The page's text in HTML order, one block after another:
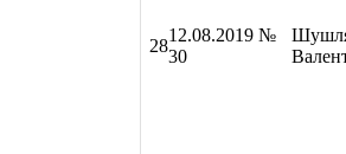
28
12.08.2019 №
30